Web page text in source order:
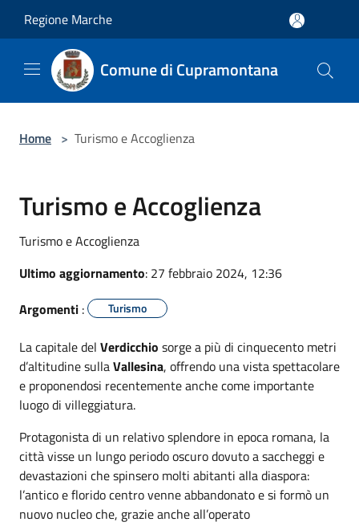
Regione Marche
Comune di Cupramontana
Home > Turismo e Accoglienza
Turismo e Accoglienza
Turismo e Accoglienza
Ultimo aggiornamento: 27 febbraio 2024, 12:36
Argomenti : Turismo
La capitale del Verdicchio sorge a più di cinquecento metri
d’altitudine sullaVallesina, offrendo una vista spettacolare
e proponendosi recentemente anche come importante
luogo di villeggiatura.
Protagonista di un relativo splendore in epoca romana, la
città visse un lungo periodo oscuro dovuto a saccheggi e
devastazioni che spinsero molti abitanti alla diaspora:
l’antico e florido centro venne abbandonato e si formò un
nuovo nucleo che, grazie anche all’operato